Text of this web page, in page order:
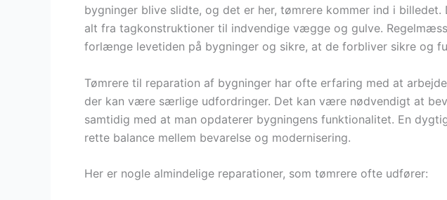
bygninger blive slidte, og det er her, tømrere kommer ind i billedet.
alt fra tagkonstruktioner til indvendige vægge og gulve.
forlænge levetiden på bygninger og sikre, at de forbliver sikre og
Tømrere til reparation af bygninger har ofte erfaring med at
der kan være særlige udfordringer. Det kan være nødvendigt at
samtidig med at man opdaterer bygningens funktionalitet. En
rette balance mellem bevarelse og modernisering.
Her er nogle almindelige reparationer, som tømrere ofte udfører: